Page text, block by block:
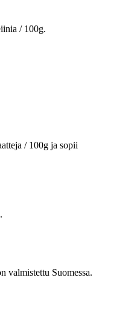
/ 100g.
/ 100g ja sopii
valmistettu Suomessa.